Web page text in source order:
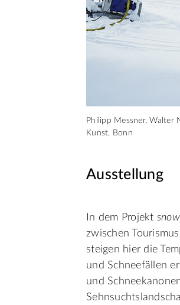
Philipp Messner, Walter
Kunst, Bonn
Ausstellung
In dem Projekt
zwischen
steigen hier die
und Schneefällen
und